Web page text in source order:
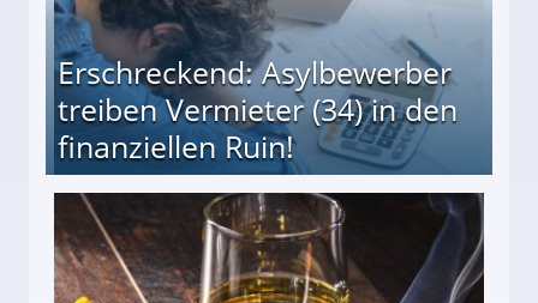
Erschreckend: Asylbewerber
treiben Vermieter (34) in den
finanziellen Ruin!
(34) in den finanziellen Ruin!